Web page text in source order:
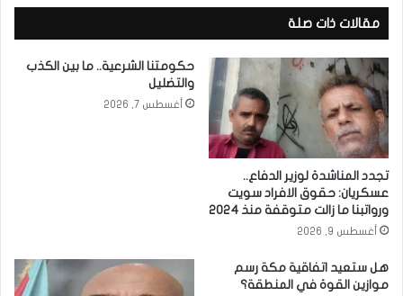
مقالات ذات صلة
تجدد المناشدة لوزير الدفاع..
عسكريان: حقوق الافراد سويت
ورواتبنا ما زالت متوقفة منذ 2024
أغسطس 9, 2026
حكومتنا الشرعية.. ما بين الكذب
والتضليل
أغسطس 7, 2026
هل ستعيد اتفاقية مكة رسم
موازين القوة في المنطقة؟